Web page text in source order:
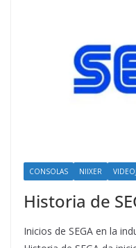
CONSOLAS NIIXER
Historia de
Inicios de SEGA en la